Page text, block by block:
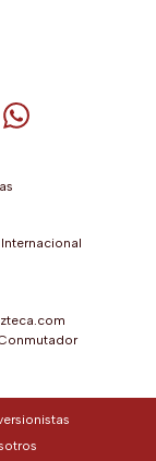
abre en una
(se abre en una
(se abre en
YouTube (se abre
de Telegram (se
Cuenta de
Cuenta de